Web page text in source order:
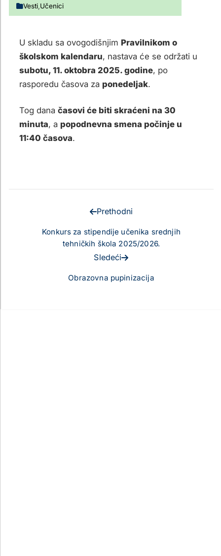
Vesti Učenici
U skladu sa ovogodišnjim Pravilnikom o
školskom kalendaru, nastava će se održati u
subotu, 11. oktobra 2025. godine, po
rasporedu časova za ponedeljak.
Tog dana časovi će biti skraćeni na 30
minuta, a popodnevna smena počinje u
11:40 časova.
Prethodni
Konkurs za stipendije učenika srednjih
tehničkih škola 2025/2026.
Sledeći
Obrazovna pupinizacija